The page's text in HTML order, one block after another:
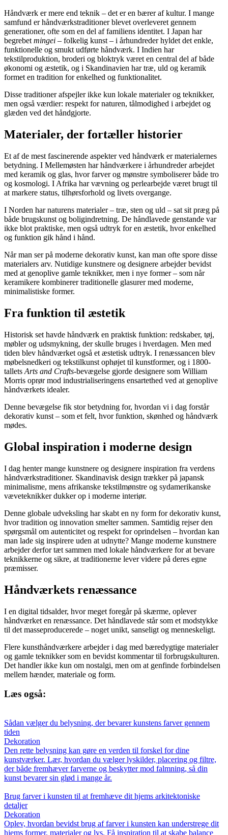
Håndværk er mere end teknik – det er en bærer af kultur. I mange
samfund er håndværkstraditioner blevet overleveret gennem
generationer, ofte som en del af familiens identitet. I Japan har
begrebetmingei – folkelig kunst – i århundreder hyldet det enkle,
funktionelle og smukt udførte håndværk. I Indien har
tekstilproduktion, broderi og bloktryk været en central del af både
økonomi og æstetik, og i Skandinavien har træ, uld og keramik
formet en tradition for enkelhed og funktionalitet.
Disse traditioner afspejler ikke kun lokale materialer og teknikker,
men også værdier: respekt for naturen, tålmodighed i arbejdet og
glæden ved det håndgjorte.
Materialer, der fortæller historier
Et af de mest fascinerende aspekter ved håndværk er materialernes
betydning. I Mellemøsten har håndværkere i århundreder arbejdet
med keramik og glas, hvor farver og mønstre symboliserer både tro
og kosmologi. I Afrika har vævning og perlearbejde været brugt til
at markere status, tilhørsforhold og livets overgange.
I Norden har naturens materialer – træ, sten og uld – sat sit præg på
både brugskunst og boligindretning. De håndlavede genstande var
ikke blot praktiske, men også udtryk for en æstetik, hvor enkelhed
og funktion gik hånd i hånd.
Når man ser på moderne dekorativ kunst, kan man ofte spore disse
materialers arv. Nutidige kunstnere og designere arbejder bevidst
med at genoplive gamle teknikker, men i nye former – som når
keramikere kombinerer traditionelle glasurer med moderne,
minimalistiske former.
Fra funktion til æstetik
Historisk set havde håndværk en praktisk funktion: redskaber, tøj,
møbler og udsmykning, der skulle bruges i hverdagen. Men med
tiden blev håndværket også et æstetisk udtryk. I renæssancen blev
møbelsnedkeri og tekstilkunst ophøjet til kunstformer, og i 1800-
tallets Arts and Crafts-bevægelse gjorde designere som William
Morris oprør mod industrialiseringens ensartethed ved at genoplive
håndværkets idealer.
Denne bevægelse fik stor betydning for, hvordan vi i dag forstår
dekorativ kunst – som et felt, hvor funktion, skønhed og håndværk
mødes.
Global inspiration i moderne design
I dag henter mange kunstnere og designere inspiration fra verdens
håndværkstraditioner. Skandinavisk design trækker på japansk
minimalisme, mens afrikanske tekstilmønstre og sydamerikanske
væveteknikker dukker op i moderne interiør.
Denne globale udveksling har skabt en ny form for dekorativ kunst,
hvor tradition og innovation smelter sammen. Samtidig rejser den
spørgsmål om autenticitet og respekt for oprindelsen – hvordan kan
man lade sig inspirere uden at udnytte? Mange moderne kunstnere
arbejder derfor tæt sammen med lokale håndværkere for at bevare
teknikkerne og sikre, at traditionerne lever videre på deres egne
præmisser.
Håndværkets renæssance
I en digital tidsalder, hvor meget foregår på skærme, oplever
håndværket en renæssance. Det håndlavede står som et modstykke
til det masseproducerede – noget unikt, sanseligt og menneskeligt.
Flere kunsthåndværkere arbejder i dag med bæredygtige materialer
og gamle teknikker som en bevidst kommentar til forbrugskulturen.
Det handler ikke kun om nostalgi, men om at genfinde forbindelsen
mellem hænder, materiale og form.
Læs også:
Sådan vælger du belysning, der bevarer kunstens farver gennem
tiden
Dekoration
Den rette belysning kan gøre en verden til forskel for dine
kunstværker. Lær, hvordan du vælger lyskilder, placering og filtre,
der både fremhæver farverne og beskytter mod falmning, så din
kunst bevarer sin glød i mange år.
Brug farver i kunsten til at fremhæve dit hjems arkitektoniske
detaljer
Dekoration
Oplev, hvordan bevidst brug af farver i kunsten kan understrege dit
hjems former, materialer og lys. Få inspiration til at skabe balance